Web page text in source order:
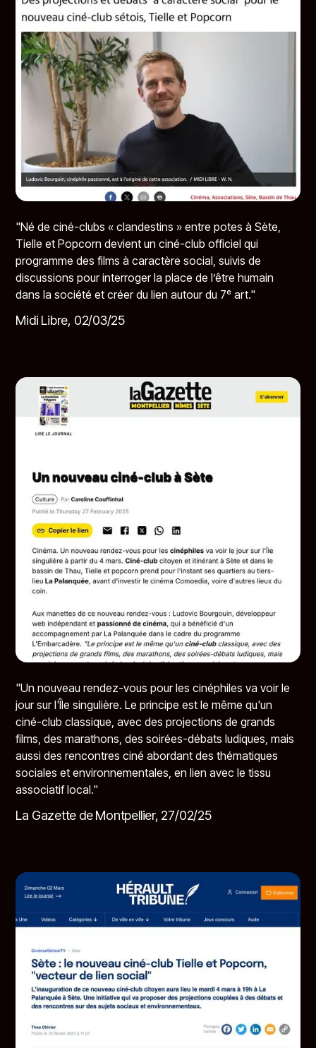
"Né de ciné-clubs « clandestins » entre potes à Sète,
Tielle et Popcorn devient un ciné-club officiel qui
programme des films à caractère social, suivis de
discussions pour interroger la place de l’être humain
dans la société et créer du lien autour du 7ᵉ art."
Midi Libre, 02/03/25
"Un nouveau rendez-vous pour les cinéphiles va voir le
jour sur l'Île singulière. Le principe est le même qu'un
ciné-club classique, avec des projections de grands
films, des marathons, des soirées-débats ludiques, mais
aussi des rencontres ciné abordant des thématiques
sociales et environnementales, en lien avec le tissu
associatif local."
La Gazette de Montpellier, 27/02/25